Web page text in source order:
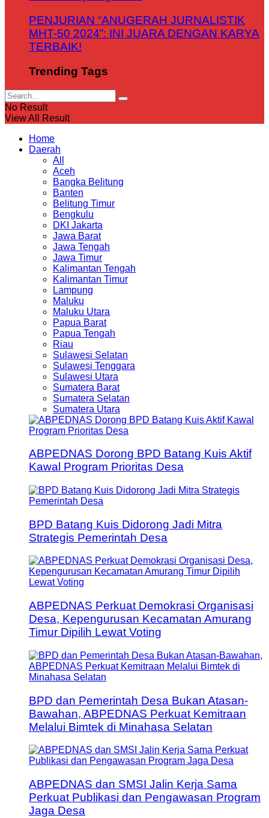
PENJURIAN “ANUGERAH JURNALISTIK
MHT-50 2024”: INI JUARA DENGAN KARYA
TERBAIK!
Trending Tags
No Result
View All Result
Home
Daerah
All
Aceh
Bangka Belitung
Banten
Belitung Timur
Bengkulu
DKI Jakarta
Jawa Barat
Jawa Tengah
Jawa Timur
Kalimantan Tengah
Kalimantan Timur
Lampung
Maluku
Maluku Utara
Papua Barat
Papua Tengah
Riau
Sulawesi Selatan
Sulawesi Tenggara
Sulawesi Utara
Sumatera Barat
Sumatera Selatan
Sumatera Utara
ABPEDNAS Dorong BPD Batang Kuis Aktif
Kawal Program Prioritas Desa
BPD Batang Kuis Didorong Jadi Mitra
Strategis Pemerintah Desa
ABPEDNAS Perkuat Demokrasi Organisasi
Desa, Kepengurusan Kecamatan Amurang
Timur Dipilih Lewat Voting
BPD dan Pemerintah Desa Bukan Atasan-
Bawahan, ABPEDNAS Perkuat Kemitraan
Melalui Bimtek di Minahasa Selatan
ABPEDNAS dan SMSI Jalin Kerja Sama
Perkuat Publikasi dan Pengawasan Program
Jaga Desa